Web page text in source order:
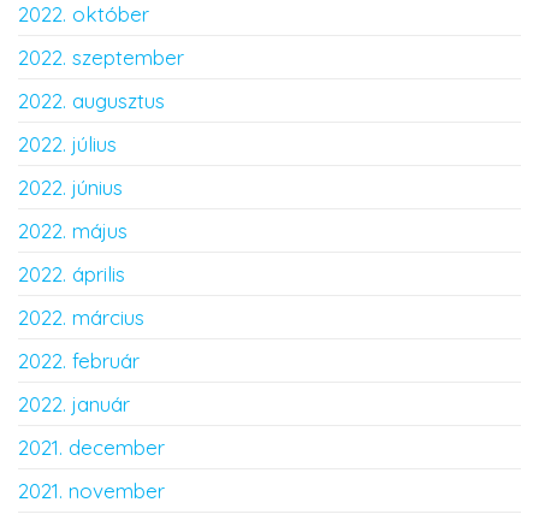
2022. október
2022. szeptember
2022. augusztus
2022. július
2022. június
2022. május
2022. április
2022. március
2022. február
2022. január
2021. december
2021. november